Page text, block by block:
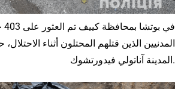
المدنيين الذين قتلهم المحتلون أثناء
المدينة آناتولي فيدورتشوك.